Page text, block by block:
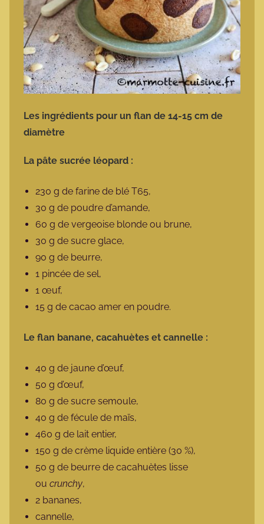
Les ingrédients pour un flan de 14-15 cm de
diamètre
La pâte sucrée léopard :
230 g de farine de blé T65,
30 g de poudre d’amande,
60 g de vergeoise blonde ou brune,
30 g de sucre glace,
90 g de beurre,
1 pincée de sel,
1 œuf,
15 g de cacao amer en poudre.
Le flan banane, cacahuètes et cannelle :
40 g de jaune d’œuf,
50 g d’œuf,
80 g de sucre semoule,
40 g de fécule de maïs,
460 g de lait entier,
150 g de crème liquide entière (30 %),
50 g de beurre de cacahuètes lisse
ou crunchy,
2 bananes,
cannelle,